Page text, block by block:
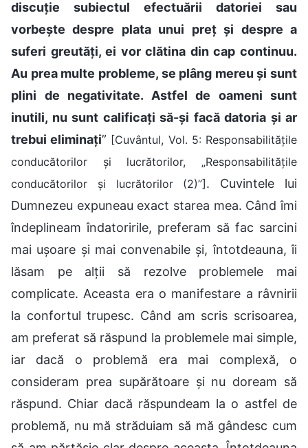
discuție subiectul efectuării datoriei sau
vorbește despre plata unui preț și despre a
suferi greutăți, ei vor clătina din cap continuu.
Au prea multe probleme, se plâng mereu și sunt
plini de negativitate. Astfel de oameni sunt
inutili, nu sunt calificați să-și facă datoria și ar
trebui eliminați” [Cuvântul, Vol. 5: Responsabilitățile
conducătorilor și lucrătorilor, „Responsabilitățile
conducătorilor și lucrătorilor (2)”]. Cuvintele lui
Dumnezeu expuneau exact starea mea. Când îmi
îndeplineam îndatoririle, preferam să fac sarcini
mai ușoare și mai convenabile și, întotdeauna, îi
lăsam pe alții să rezolve problemele mai
complicate. Aceasta era o manifestare a râvnirii
la confortul trupesc. Când am scris scrisoarea,
am preferat să răspund la problemele mai simple,
iar dacă o problemă era mai complexă, o
consideram prea supărătoare și nu doream să
răspund. Chiar dacă răspundeam la o astfel de
problemă, nu mă străduiam să mă gândesc cum